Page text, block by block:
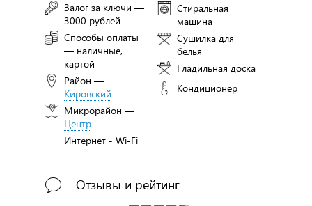
Залог за ключи —
3000 рублей
Способы оплаты
— наличные,
картой
Район —
Кировский
Микрорайон —
Центр
Интернет - Wi-Fi
Стиральная
машина
Сушилка для
белья
Гладильная доска
Кондиционер
Отзывы и рейтинг